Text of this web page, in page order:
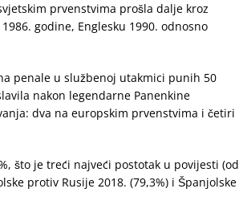
prvenstvima prošla dalje kroz
godine, Englesku 1990. odnosno
penale u službenoj utakmici punih 50
nakon legendarne Panenkine
dva na europskim prvenstvima i četiri
što je treći najveći postotak u povijesti (od
protiv Rusije 2018. (79,3%) i Španjolske